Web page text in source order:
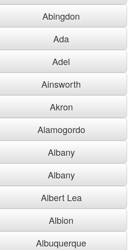
Abingdon
Ada
Adel
Ainsworth
Akron
Alamogordo
Albany
Albany
Albert Lea
Albion
Albuquerque